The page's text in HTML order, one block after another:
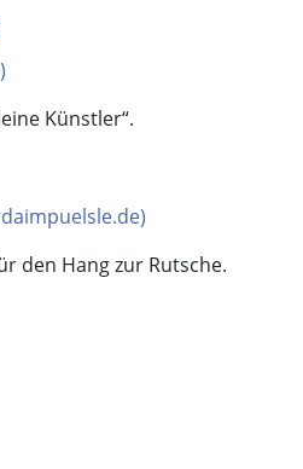
Künstler“.
den Hang zur Rutsche.